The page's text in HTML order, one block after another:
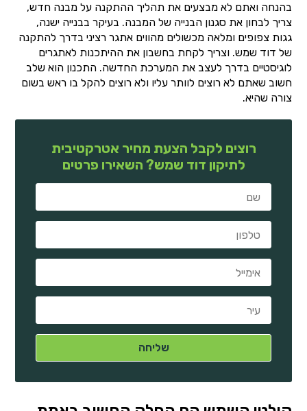
בהנחה ואתם לא מבצעים את תהליך ההתקנה על מבנה חדש,
צריך לבחון את סגנון הבנייה של המבנה. בעיקר בבנייה ישנה,
גגות צפופים ומלאה מכשולים מהווים אתגר רציני בדרך להתקנה
של דוד שמש. וצריך לקחת בחשבון את ההיתכנות לאתגרים
לוגיסטיים בדרך לעצב את המערכת החדשה. התכנון הוא שלב
חשוב שאתם לא רוצים לוותר עליו ולא רוצים להקל בו ראש בשום
צורה שהיא.
רוצים לקבל הצעת מחיר אטרקטיבית
לתיקון דוד שמש? השאירו פרטים